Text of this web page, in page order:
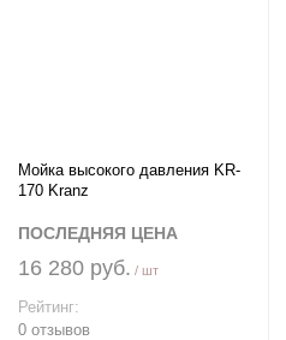
Мойка высокого давления KR-
170 Kranz
ПОСЛЕДНЯЯ ЦЕНА
16 280 руб. / шт
Рейтинг:
0 отзывов